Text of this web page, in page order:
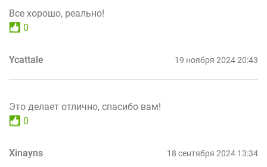
Все хорошо, реально!
0
Ycattale 19 ноября 2024 20:43
Это делает отлично, спасибо вам!
0
Xinayns 18 сентября 2024 13:34